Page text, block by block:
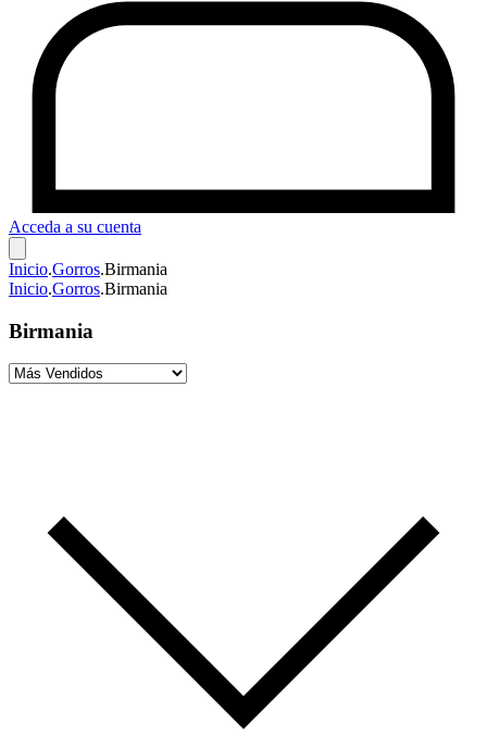
Acceda a su cuenta
Inicio.Gorros.Birmania
Inicio.Gorros.Birmania
Birmania